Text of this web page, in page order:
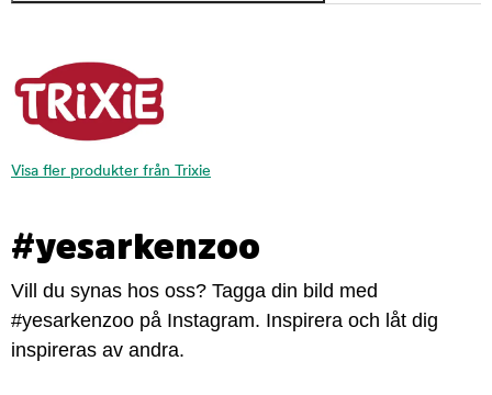
Visa fler produkter från Trixie
#yesarkenzoo
Vill du synas hos oss? Tagga din bild med
#yesarkenzoo på Instagram. Inspirera och låt dig
inspireras av andra.